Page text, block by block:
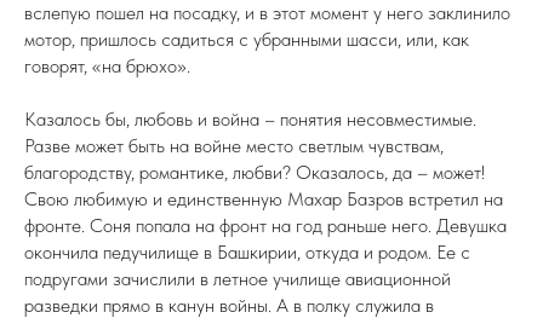
вслепую пошел на посадку, и в этот момент у него заклинило
мотор, пришлось садиться с убранными шасси, или, как
говорят, «на брюхо».
Казалось бы, любовь и война – понятия несовместимые.
Разве может быть на войне место светлым чувствам,
благородству, романтике, любви? Оказалось, да – может!
Свою любимую и единственную Махар Базров встретил на
фронте. Соня попала на фронт на год раньше него. Девушка
окончила педучилище в Башкирии, откуда и родом. Ее с
подругами зачислили в летное училище авиационной
разведки прямо в канун войны. А в полку служила в